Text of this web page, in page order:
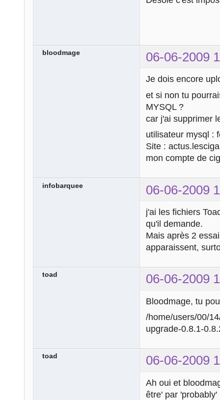
bloodmage 06-06-2009
Je dois encore
et si non tu
MYSQL ?
car j'ai supprimer
utilisateur mysql :
Site :
mon compte de
infobarquee 06-06-2009
j'ai les fichiers
qu'il demande.
Mais après 2
apparaissent,
toad 06-06-2009
Bloodmage, tu
/home/users/00/
upgrade-0.8.1-
toad 06-06-2009
Ah oui et
être' par